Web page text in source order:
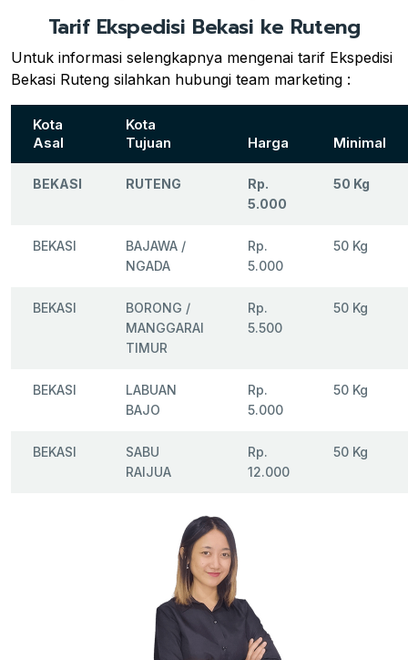
Tarif Ekspedisi Bekasi ke Ruteng
Untuk informasi selengkapnya mengenai tarif Ekspedisi
Bekasi Ruteng silahkan hubungi team marketing :
Kota
Asal
Kota
Tujuan
Harga Minimal
BEKASI RUTENG
Rp.
5.000
50 Kg
BEKASI
BAJAWA /
NGADA
Rp.
5.000
50 Kg
BEKASI
BORONG /
MANGGARAI
TIMUR
Rp.
5.500
50 Kg
BEKASI
LABUAN
BAJO
Rp.
5.000
50 Kg
BEKASI
SABU
RAIJUA
Rp.
12.000
50 Kg